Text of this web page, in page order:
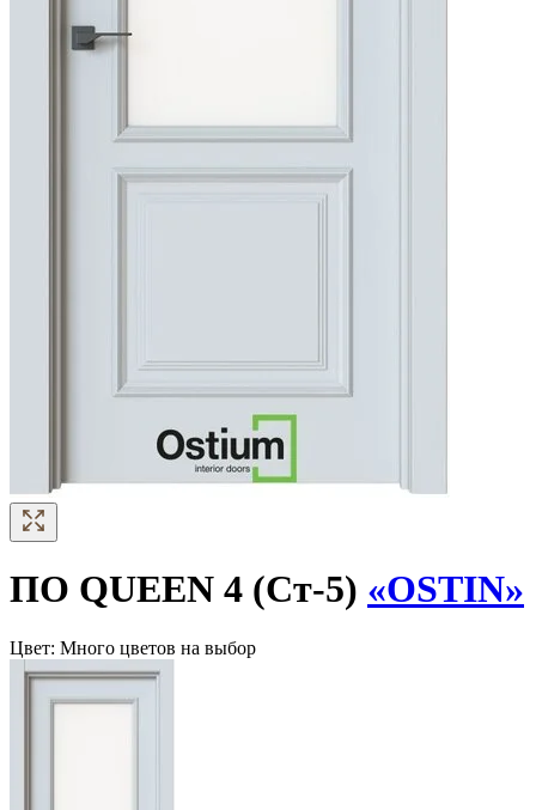
ПО QUEEN 4 (Ст-5) «OSTIN»
Цвет: Много цветов на выбор